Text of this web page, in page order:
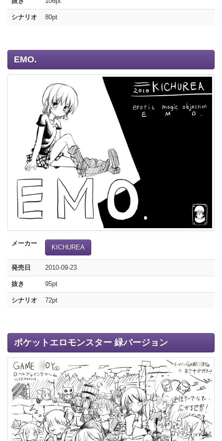
シナリオ 80pt
EMO.
メーカー
KICHUREA
発売日 2010-09-23
抜き 95pt
シナリオ 72pt
ポケットエロモンスター 緑バージョン